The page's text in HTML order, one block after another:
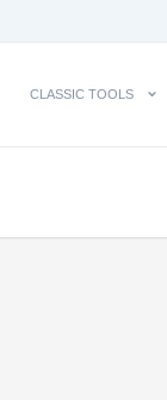
CLASSIC TOOLS